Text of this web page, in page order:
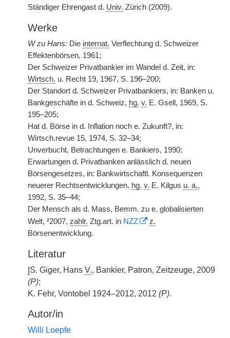
Ständiger Ehrengast d. Univ. Zürich (2009).
Werke
W zu Hans: Die internat. Verflechtung d. Schweizer
Effektenbörsen, 1961;
Der Schweizer Privatbankier im Wandel d. Zeit, in:
Wirtsch. u. Recht 19, 1967, S. 196–200;
Der Standort d. Schweizer Privatbankiers, in: Banken u.
Bankgeschäfte in d. Schweiz, hg. v. E. Gsell, 1969, S.
195–205;
Hat d. Börse in d. Inflation noch e. Zukunft?, in:
Wirtsch.revue 15, 1974, S. 32–34;
Unverbucht, Betrachtungen e. Bankiers, 1990;
Erwartungen d. Privatbanken anlässlich d. neuen
Börsengesetzes, in: Bankwirtschaftl. Konsequenzen
neuerer Rechtsentwicklungen, hg. v. E. Kilgus u. a.,
1992, S. 35–44;
Der Mensch als d. Mass, Bemm. zu e. globalisierten
Welt, ²2007, zahlr. Ztg.art. in NZZ
z.
Börsenentwicklung.
Literatur
S. Giger, Hans V., Bankier, Patron, Zeitzeuge, 2009
(P);
K. Fehr, Vontobel 1924–2012, 2012 (P).
Autor/in
Willi Loepfe